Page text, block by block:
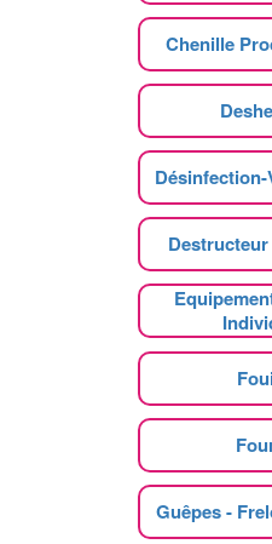
Chenille
Guêpes -